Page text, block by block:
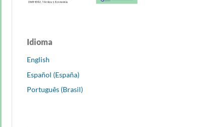
Idioma
English
Español (España)
Português (Brasil)